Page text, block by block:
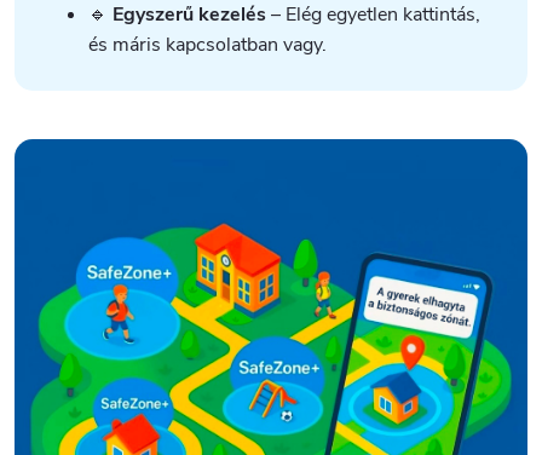
🔹 Egyszerű kezelés– Elég egyetlen kattintás,
és máris kapcsolatban vagy.